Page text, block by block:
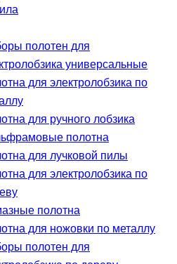
полотен для
универсальные
для электролобзика по
для ручного лобзика
полотна
для лучковой пилы
для электролобзика по
полотна
для ножовки по металлу
полотен для